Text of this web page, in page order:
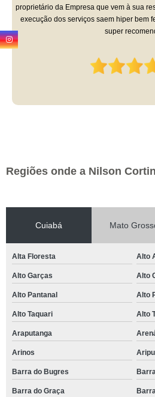
proprietário da Empresa que vem à sua
execução dos serviços saem hiper bem
super
Regiões onde a Nilson
Cuiabá Mato
Alta Floresta Alto
Alto Garças Alto
Alto Pantanal Alto
Alto Taquari Alto
Araputanga
Arinos
Barra do Bugres
Barra do Graça